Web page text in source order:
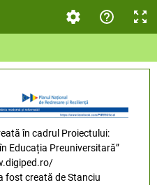
în cadrul Proiectului:
Educația Preuniversitară”
fost creată de Stanciu